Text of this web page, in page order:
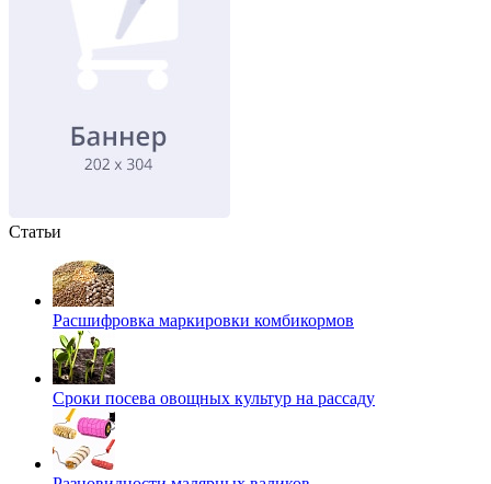
Статьи
Расшифровка маркировки комбикормов
Сроки посева овощных культур на рассаду